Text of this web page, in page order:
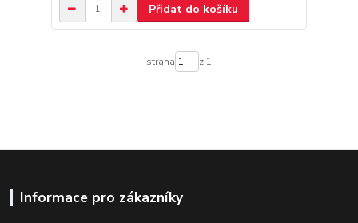
Přidat do košíku
strana z 1
Informace pro zákazníky